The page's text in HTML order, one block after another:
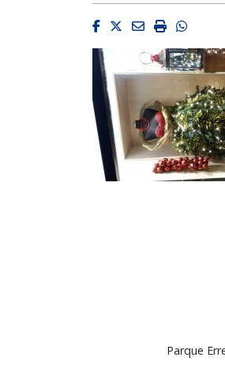
Facebook
Twitter
EmailImprimir
Parque